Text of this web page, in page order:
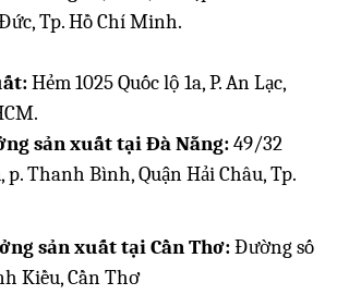
Tp. Hồ Chí Minh.
Hẻm 1025 Quốc lộ 1a, P. An Lạc,
sản xuất tại Đà Nẵng:49/32
p. Thanh Bình, Quận Hải Châu, Tp.
sản xuất tại Cần Thơ:Đường số
Kiều, Cần Thơ